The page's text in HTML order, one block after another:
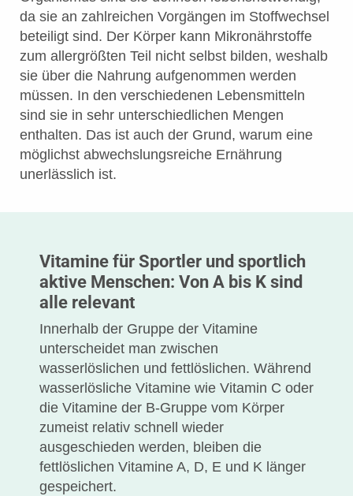
da sie an zahlreichen Vorgängen im Stoffwechsel
beteiligt sind. Der Körper kann Mikronährstoffe
zum allergrößten Teil nicht selbst bilden, weshalb
sie über die Nahrung aufgenommen werden
müssen. In den verschiedenen Lebensmitteln
sind sie in sehr unterschiedlichen Mengen
enthalten. Das ist auch der Grund, warum eine
möglichst abwechslungsreiche Ernährung
unerlässlich ist.
Vitamine für Sportler und sportlich
aktive Menschen: Von A bis K sind
alle relevant
Innerhalb der Gruppe der Vitamine
unterscheidet man zwischen
wasserlöslichen und fettlöslichen. Während
wasserlösliche Vitamine wie Vitamin C oder
die Vitamine der B-Gruppe vom Körper
zumeist relativ schnell wieder
ausgeschieden werden, bleiben die
fettlöslichen Vitamine A, D, E und K länger
gespeichert.